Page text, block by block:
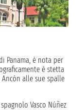
Panama, è nota per
è stetta
alle sue spalle
Vasco Núñez